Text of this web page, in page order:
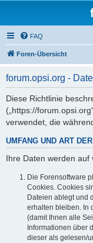
FAQ
Foren-Übersicht
forum.opsi.org -
Diese Richtlinie
(„https://
verwendet, die
UMFANG UND ART
Ihre Daten werden auf
Die Forensoftware
Cookies. Cookies
Dateien ablegt und
erhalten bleiben. In
(damit Ihnen alle
Informationen über
dieser als gelesen/